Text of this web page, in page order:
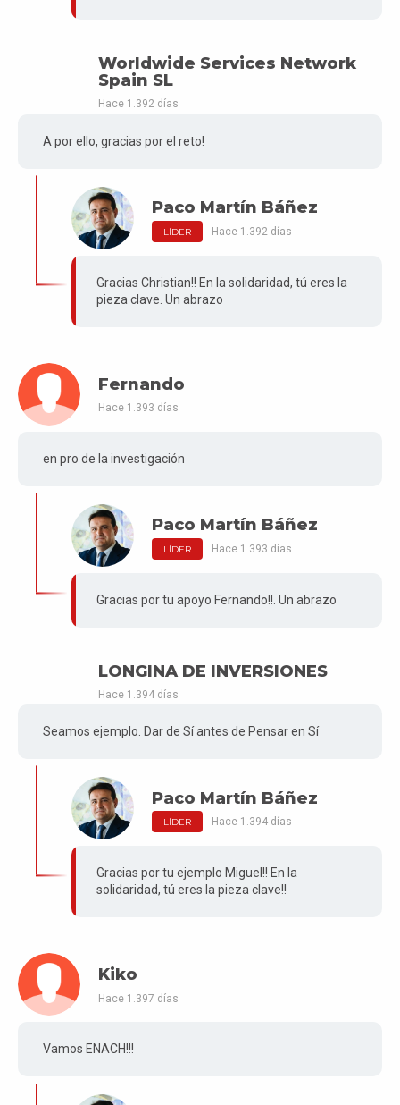
Worldwide Services Network
Spain SL
Hace 1.392 días
A por ello, gracias por el reto!
Paco Martín Báñez
LÍDER Hace 1.392 días
Gracias Christian!! En la solidaridad, tú eres la
pieza clave. Un abrazo
Fernando
Hace 1.393 días
en pro de la investigación
Paco Martín Báñez
LÍDER Hace 1.393 días
Gracias por tu apoyo Fernando!!. Un abrazo
LONGINA DE INVERSIONES
Hace 1.394 días
Seamos ejemplo. Dar de Sí antes de Pensar en Sí
Paco Martín Báñez
LÍDER Hace 1.394 días
Gracias por tu ejemplo Miguel!! En la
solidaridad, tú eres la pieza clave!!
Kiko
Hace 1.397 días
Vamos ENACH!!!